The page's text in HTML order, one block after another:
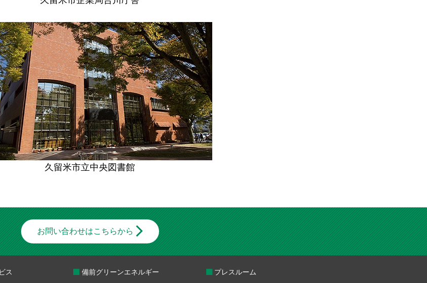
久留米市立中央図書館
お問い合わせはこちらから
ス 備前グリーンエネルギー プレスルーム